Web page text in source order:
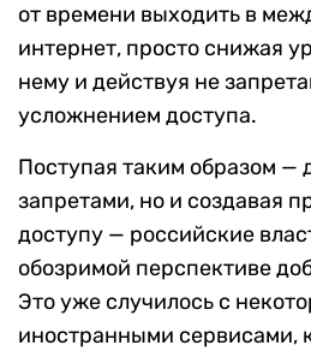
от времени выходить в
интернет, просто снижая
нему и действуя не
усложнением доступа.
Поступая таким образом —
запретами, но и создавая
доступу — российские
обозримой перспективе
Это уже случилось с
иностранными сервисами,